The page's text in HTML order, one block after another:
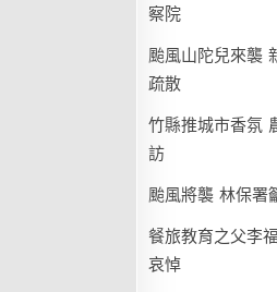
察院
颱風山陀兒來襲
疏散
竹縣推城市香氛
訪
颱風將襲 林保署
餐旅教育之父李
哀悼